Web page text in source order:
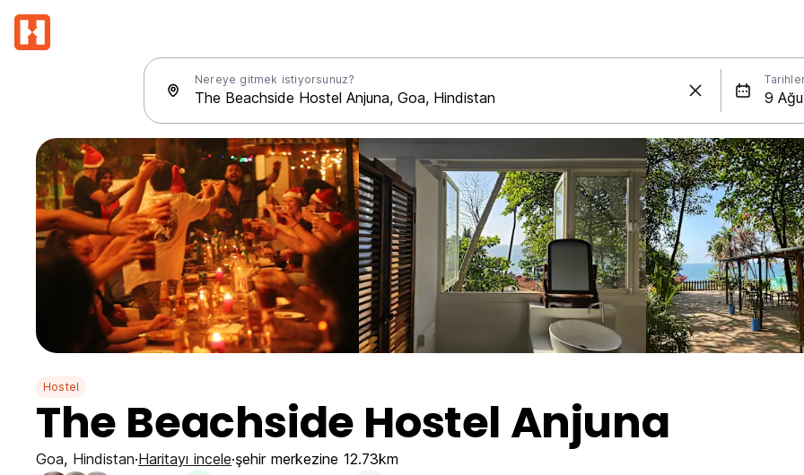
Nereye gitmek istiyorsunuz?
Hostel
The Beachside Hostel Anjuna
Goa, Hindistan Haritayı incele şehir merkezine 12.73km